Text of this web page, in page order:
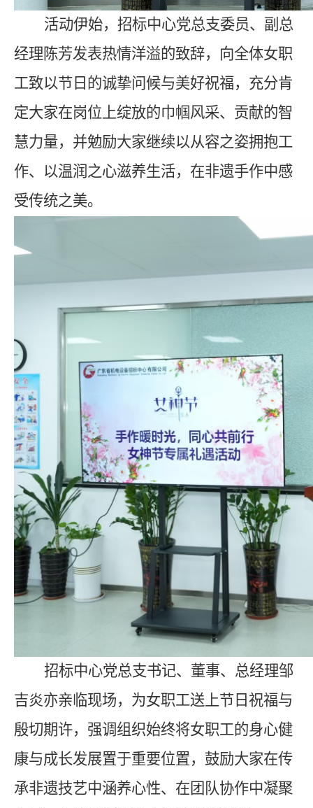
活动伊始，招标中心党总支委员、副总
经理陈芳发表热情洋溢的致辞，向全体女职
工致以节日的诚挚问候与美好祝福，充分肯
定大家在岗位上绽放的巾帼风采、贡献的智
慧力量，并勉励大家继续以从容之姿拥抱工
作、以温润之心滋养生活，在非遗手作中感
受传统之美。
招标中心党总支书记、董事、总经理邹
吉炎亦亲临现场，为女职工送上节日祝福与
殷切期许，强调组织始终将女职工的身心健
康与成长发展置于重要位置，鼓励大家在传
承非遗技艺中涵养心性、在团队协作中凝聚